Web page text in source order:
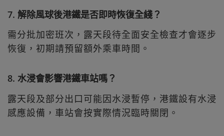
7. 解除風球後港鐵是否即時恢復全綫？
需分批加密班次，露天段待全面安全檢查才會逐步
恢復，初期請預留額外乘車時間。
8. 水浸會影響港鐵車站嗎？
露天段及部分出口可能因水浸暫停，港鐵設有水浸
感應設備，車站會按實際情況臨時關閉。